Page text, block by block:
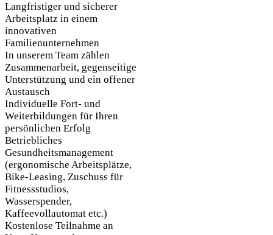
Langfristiger und sicherer
Arbeitsplatz in einem
innovativen
Familienunternehmen
In unserem Team zählen
Zusammenarbeit, gegenseitige
Unterstützung und ein offener
Austausch
Individuelle Fort- und
Weiterbildungen für Ihren
persönlichen Erfolg
Betriebliches
Gesundheitsmanagement
(ergonomische Arbeitsplätze,
Bike-Leasing, Zuschuss für
Fitnessstudios,
Wasserspender,
Kaffeevollautomat etc.)
Kostenlose Teilnahme an